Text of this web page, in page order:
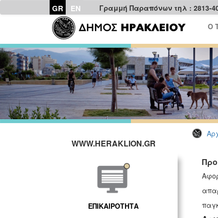
GR EN
Γραμμή Παραπόνων τηλ : 2813-
Ο
WWW.HERAKLION.GR
ΕΠΙΚΑΙΡΟΤΗΤΑ